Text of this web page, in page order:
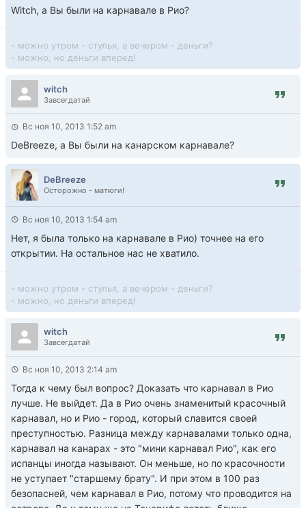
Witch, а Вы были на карнавале в Рио?
- можно утром - стулья, а вечером - деньги?
- можно, но деньги вперед!
witch
Завсегдатай
Вс ноя 10, 2013 1:52 am
DeBreeze, а Вы были на канарском карнавале?
DeBreeze
Осторожно - матюги!
Вс ноя 10, 2013 1:54 am
Нет, я была только на карнавале в Рио) точнее на его
открытии. На остальное нас не хватило.
- можно утром - стулья, а вечером - деньги?
- можно, но деньги вперед!
witch
Завсегдатай
Вс ноя 10, 2013 2:14 am
Тогда к чему был вопрос? Доказать что карнавал в Рио
лучше. Не выйдет. Да в Рио очень знаменитый красочный
карнавал, но и Рио - город, который славится своей
преступностью. Разница между карнавалами только одна,
карнавал на канарах - это "мини карнавал Рио", как его
испанцы иногда называют. Он меньше, но по красочности
не уступает "старшему брату". И при этом в 100 раз
безопасней, чем карнавал в Рио, потому что проводится на